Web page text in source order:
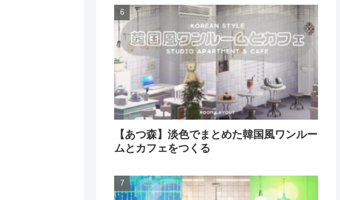
【あつ森】淡色でまとめた韓国風ワンルー
ムとカフェをつくる